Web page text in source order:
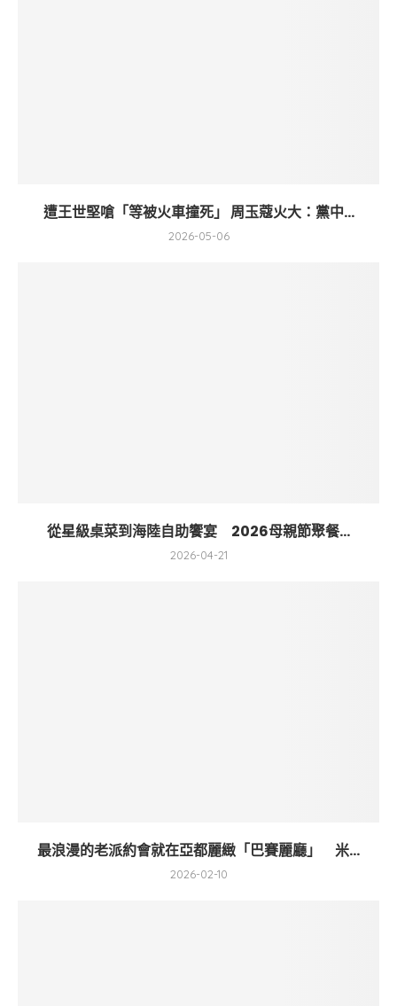
遭王世堅嗆「等被火車撞死」 周玉蔻火大：黨中...
2026-05-06
從星級桌菜到海陸自助饗宴 2026母親節聚餐...
2026-04-21
最浪漫的老派約會就在亞都麗緻「巴賽麗廳」 米...
2026-02-10